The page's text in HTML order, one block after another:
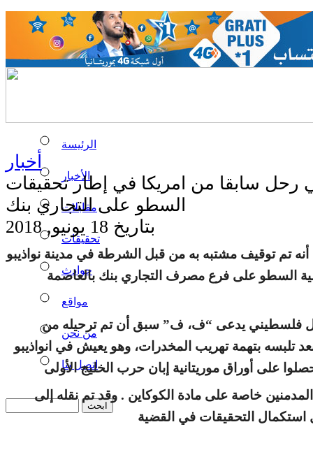
الرئيسة
الأخبار
مقابلات
تحقيقات
حوادث
مواقع
من نحن
اتصل بنا
أخبار
رحل سابقا من امريكا في إطار تحقيقات
السطو على التجاري بنك
بتاريخ 18 يونيو, 2018
تم توقيف مشتبه به من قبل الشرطة في مدينة نواذيبو
السطو على فرع مصرف التجاري بنك بالعاصمة
فلسطيني يدعى “ف، ف” سبق أن تم ترحيله من
بعد تلبسه بتهمة تهريب المخدرات، وهو يعيش في انواذيبو
خاصة على مادة الكوكاين . وقد تم نقله إلى